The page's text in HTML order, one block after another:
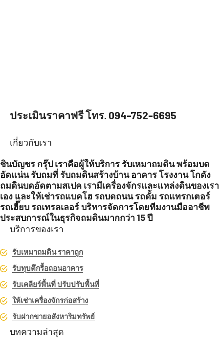
ประเมินราคาฟรี โทร. 094-752-6695
เกี่ยวกับเรา
ชินบัญชร กรุ๊ป เราคือผู้ให้บริการ รับเหมาถมดิน พร้อมบด
อัดแน่น รับถมที่ รับถมดินสร้างบ้าน อาคาร โรงงาน โกดัง
ถมดินบดอัดตามสเปค เรามีเครื่องจักรและแหล่งดินของเรา
เอง และให้เช่ารถแบคโฮ รถบดถนน รถดั้ม รถแทรกเตอร์
รถเฮี๊ยบ รถเทรลเลอร์ บริหารจัดการโดยทีมงานมืออาชีพ
ประสบการณ์ในธุรกิจถมดินมากกว่า 15 ปี
บริการของเรา
รับเหมาถมดิน ราคาถูก
รับทุบตึกรื้อถอนอาคาร
รับเคลียร์พื้นที่ ปรับปรับพื้นที่
ให้เช่าเครื่องจักรก่อสร้าง
รับฝากขายอสังหาริมทรัพย์
บทความล่าสุด